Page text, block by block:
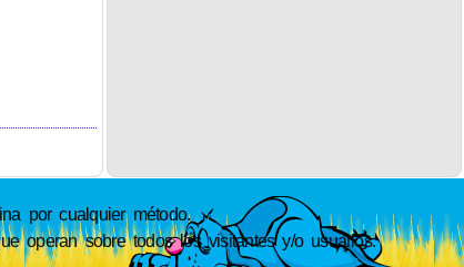
por cualquier método.
operan sobre todos los visitantes y/o usuarios.